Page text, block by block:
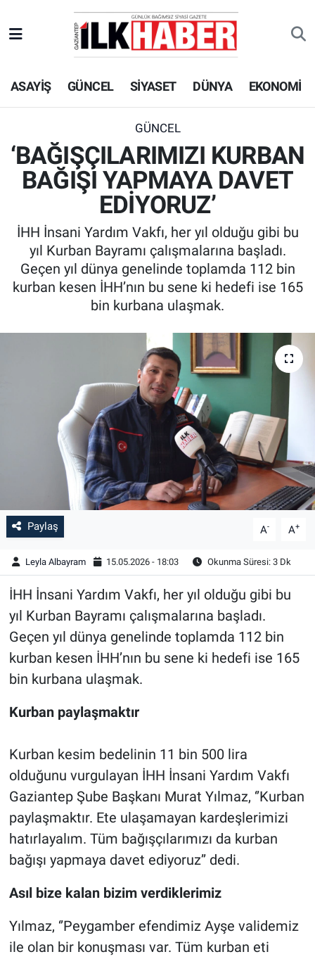
ASAYİŞ GÜNCEL SİYASET DÜNYA EKONOMİ
GÜNCEL
‘BAĞIŞÇILARIMIZI KURBAN
BAĞIŞI YAPMAYA DAVET
EDİYORUZ’
İHH İnsani Yardım Vakfı, her yıl olduğu gibi bu
yıl Kurban Bayramı çalışmalarına başladı.
Geçen yıl dünya genelinde toplamda 112 bin
kurban kesen İHH’nın bu sene ki hedefi ise 165
bin kurbana ulaşmak.
Paylaş A- A+
Leyla Albayram 15.05.2026 - 18:03 Okunma Süresi: 3 Dk
İHH İnsani Yardım Vakfı, her yıl olduğu gibi bu
yıl Kurban Bayramı çalışmalarına başladı.
Geçen yıl dünya genelinde toplamda 112 bin
kurban kesen İHH’nın bu sene ki hedefi ise 165
bin kurbana ulaşmak.
Kurban paylaşmaktır
Kurban kesim bedelinin 11 bin 500 lira
olduğunu vurgulayan İHH İnsani Yardım Vakfı
Gaziantep Şube Başkanı Murat Yılmaz, ‘’Kurban
paylaşmaktır. Ete ulaşamayan kardeşlerimizi
hatırlayalım. Tüm bağışçılarımızı da kurban
bağışı yapmaya davet ediyoruz’’ dedi.
Asıl bize kalan bizim verdiklerimiz
Yılmaz, ‘’Peygamber efendimiz Ayşe validemiz
ile olan bir konuşması var. Tüm kurban eti
EKONOMİ
SİYASET
SPOR
TEKNOLOJİ
ASAYİŞ
EĞİTİM
KÜLTÜR - SANAT
Beyoğlu Hava Durumu
Beyoğlu Trafik Yoğunluk Haritası
Süper Lig Puan Durumu ve Fikstür
Tüm Manşetler
Son Dakika Haberleri
Haber Arşivi